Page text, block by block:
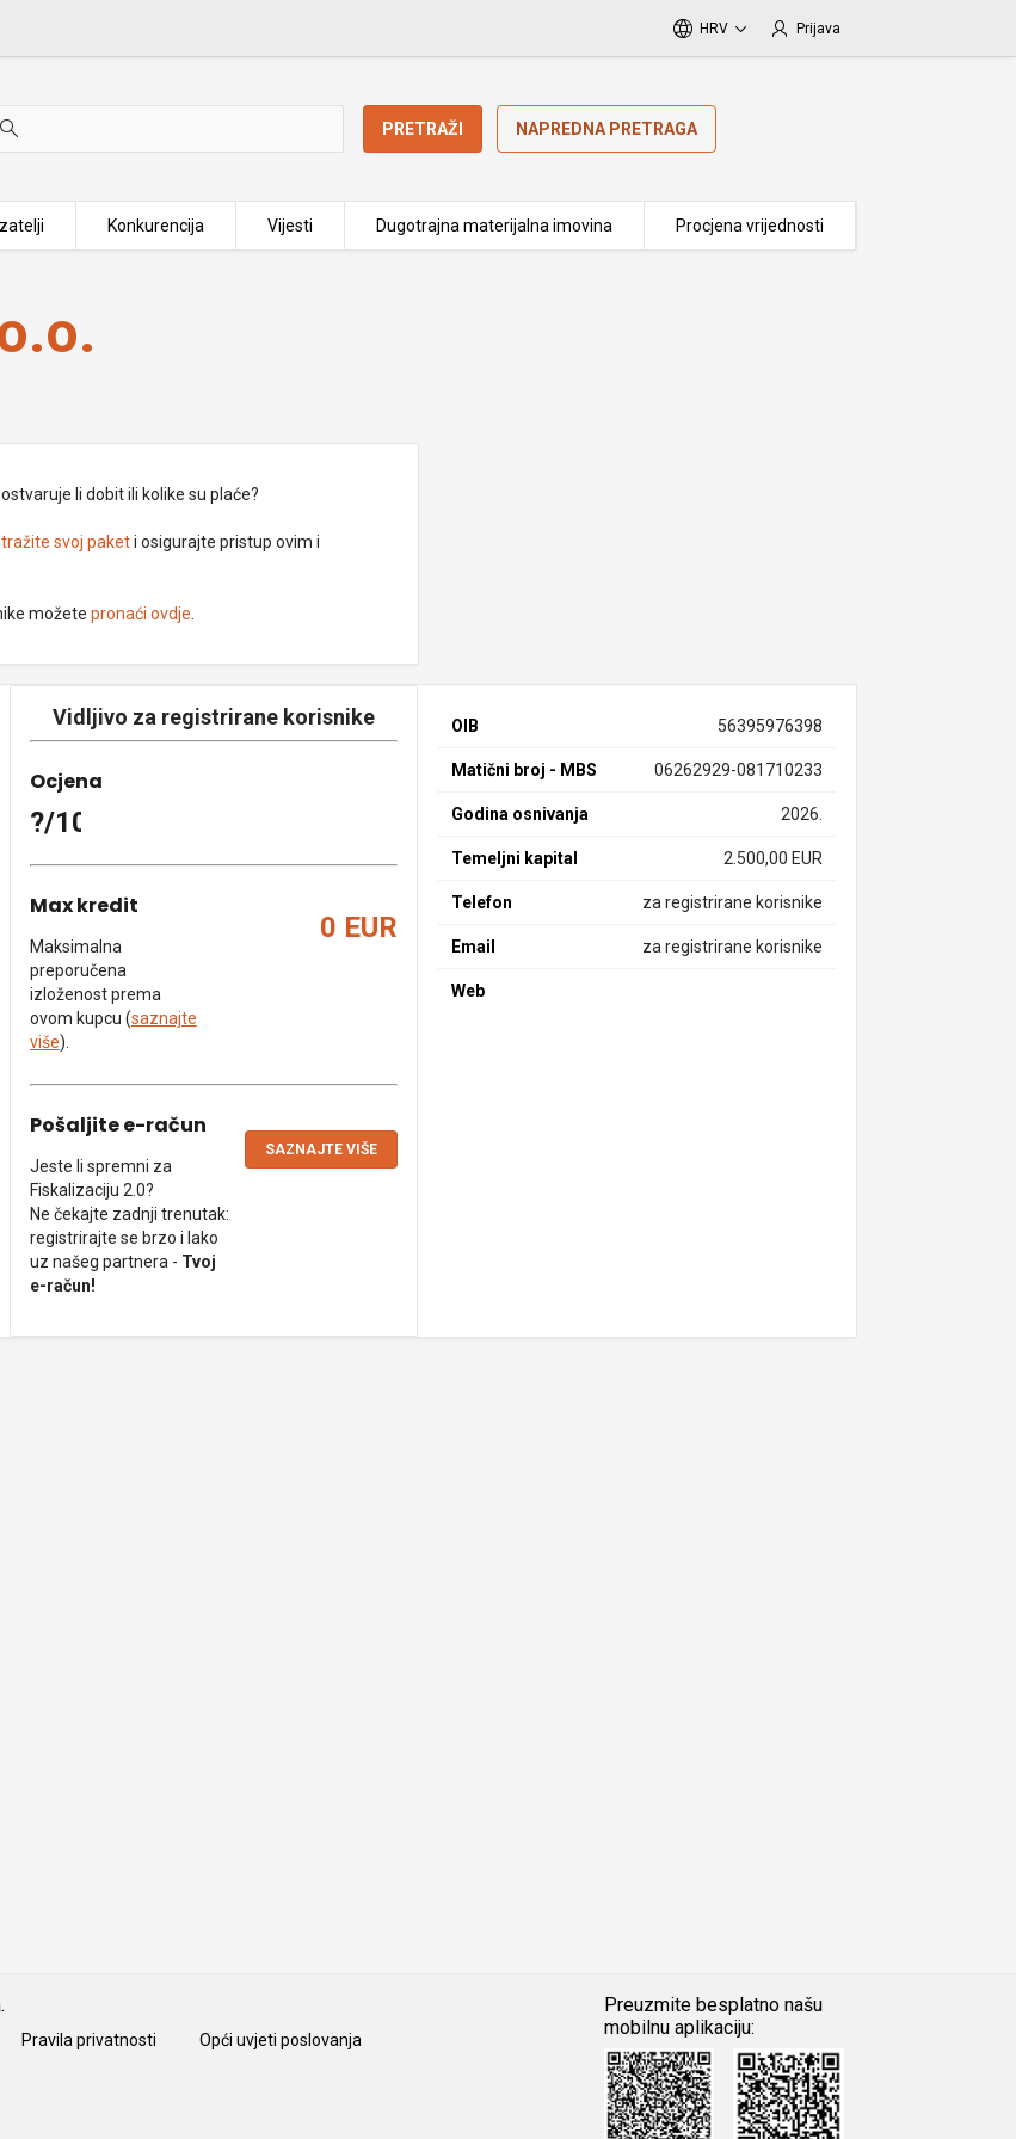
HRV Prijava
PRETRAŽI NAPREDNA PRETRAGA
Konkurencija Vijesti Dugotrajna materijalna imovina Procjena vrijednosti
li dobit ili kolike su plaće?
svoj paketi osigurajte pristup ovim i
možetepronaći ovdje
Vidljivo za registrirane korisnike
Ocjena
?/10
Max kredit
Maksimalna
preporučena
izloženost prema
ovom kupcu (saznajte
više).
0 EUR
Pošaljite e-račun
Jeste li spremni za
Fiskalizaciju 2.0?
Ne čekajte zadnji trenutak:
registrirajte se brzo i lako
uz našeg partnera - Tvoj
e-račun!
SAZNAJTE VIŠE
OIB 56395976398
Matični broj - MBS 06262929-081710233
Godina osnivanja 2026.
Temeljni kapital 2.500,00 EUR
Telefon za registrirane korisnike
Email za registrirane korisnike
Web
Pravila privatnosti Opći uvjeti poslovanja
Preuzmite besplatno našu
mobilnu aplikaciju:
Android iOS